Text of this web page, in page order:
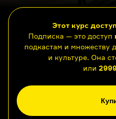
Этот курс
Подписка — это доступ
подкастам и множеству
и культуре. Она
или